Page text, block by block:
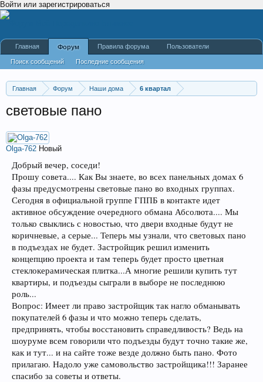
Войти или зарегистрироваться
Главная Форум Наши дома 6 квартал
световые пано
Olga-762 Новый
Добрый вечер, соседи!
Прошу совета.... Как Вы знаете, во всех панельных домах 6
фазы предусмотрены световые пано во входных группах.
Сегодня в официальной группе ГППБ в контакте идет
активное обсуждение очередного обмана Абсолюта.... Мы
только свыклись с новостью, что двери входные будут не
коричневые, а серые... Теперь мы узнали, что световых пано
в подъездах не будет. Застройщик решил изменить
концепцию проекта и там теперь будет просто цветная
стеклокерамическая плитка...А многие решили купить тут
квартиры, и подъезды сыграли в выборе не последнюю
роль...
Вопрос: Имеет ли право застройщик так нагло обманывать
покупателей 6 фазы и что можно теперь сделать,
предпринять, чтобы восстановить справедливость? Ведь на
шоуруме всем говорили что подъезды будут точно такие же,
как и тут... и на сайте тоже везде должно быть пано. Фото
прилагаю. Надоло уже самовольство застройщика!!! Заранее
спасибо за советы и ответы.
Главная Форум
Поиск сообщений Последние сообщения
Правила форума Пользователи